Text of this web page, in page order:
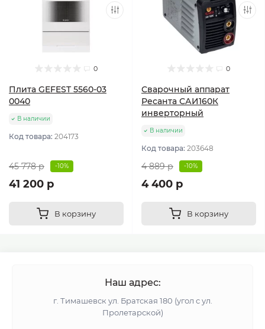
0
Плита GEFEST 5560-03
0040
В наличии
Код товара: 204173
45 778 р -10%
41 200 р
В корзину
0
Сварочный аппарат
Ресанта САИ160К
инверторный
В наличии
Код товара: 203648
4 889 р -10%
4 400 р
В корзину
Наш адрес:
г. Тимашевск ул. Братская 180 (угол с ул.
Пролетарской)